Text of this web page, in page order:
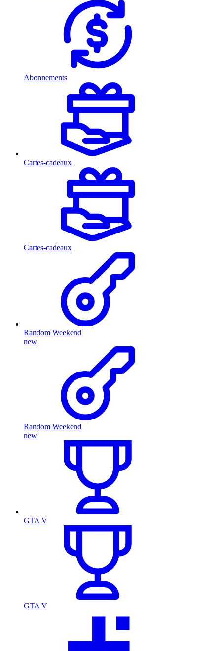
Abonnements
Cartes-cadeaux
Cartes-cadeaux
Random Weekend
new
Random Weekend
new
GTA V
GTA V